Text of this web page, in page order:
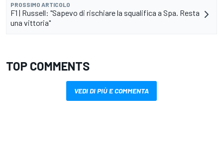
PROSSIMO ARTICOLO
F1 | Russell: "Sapevo di rischiare la squalifica a Spa. Resta
una vittoria"
TOP COMMENTS
VEDI DI PIÙ E COMMENTA